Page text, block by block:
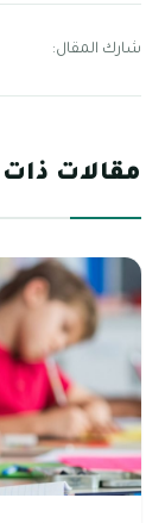
شارك المقال:
مقالات